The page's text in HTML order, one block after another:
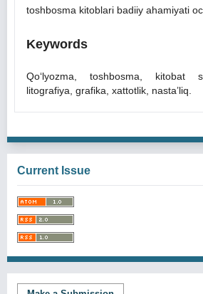
toshbosma kitoblari badiiy ahamiyati
Keywords
Qo‘lyozma, toshbosma, kitobat
litografiya, grafika, xattotlik, nasta’liq.
Current Issue